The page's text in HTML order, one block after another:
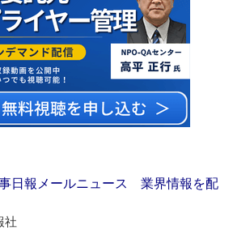
日報メールニュース 業界情報を配
社